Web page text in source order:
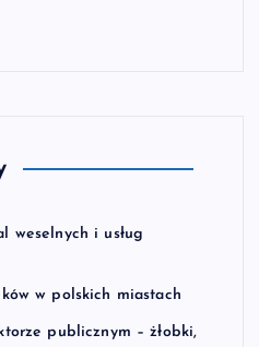
weselnych i usług
w polskich miastach
publicznym – żłobki,